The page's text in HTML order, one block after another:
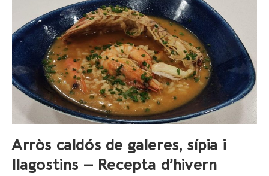
Arròs caldós de galeres, sípia i
llagostins – Recepta d’hivern